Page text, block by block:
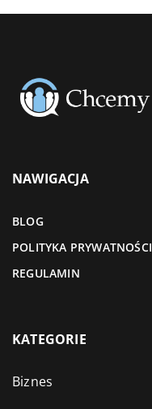
NAWIGACJA
BLOG
POLITYKA PRYWATNOŚCI
REGULAMIN
KATEGORIE
Biznes